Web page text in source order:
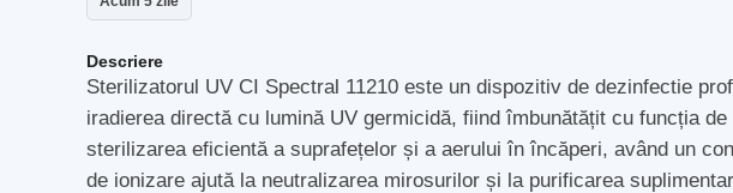
Descriere
Sterilizatorul UV CI Spectral 11210 este un dispozitiv de dezinfectie
iradierea directă cu lumină UV germicidă, fiind îmbunătățit cu funcția
sterilizarea eficientă a suprafețelor și a aerului în încăperi, având un
de ionizare ajută la neutralizarea mirosurilor și la purificarea